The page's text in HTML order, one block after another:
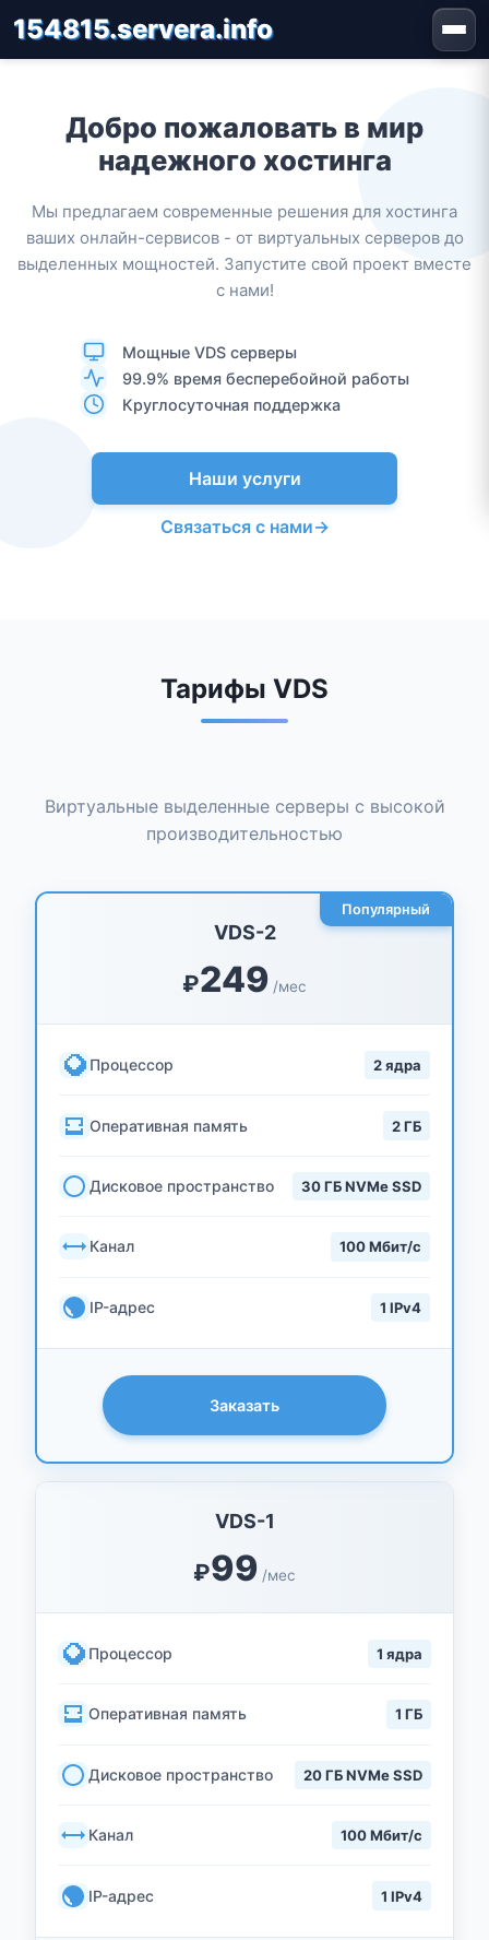
154815.servera.info
Добро пожаловать в мир
надежного хостинга
Мы предлагаем современные решения для хостинга
ваших онлайн-сервисов - от виртуальных серверов до
выделенных мощностей. Запустите свой проект вместе
с нами!
Мощные VDS серверы
99.9% время бесперебойной работы
Круглосуточная поддержка
Наши услуги
Связаться с нами→
Тарифы VDS
Виртуальные выделенные серверы с высокой
производительностью
VDS-1
₽99 /мес
Процессор 1 ядра
Оперативная память 1 ГБ
Дисковое пространство 20 ГБ NVMe SSD
Канал 100 Мбит/с
IP-адрес 1 IPv4
Популярный
VDS-2
₽249 /мес
Процессор 2 ядра
Оперативная память 2 ГБ
Дисковое пространство 30 ГБ NVMe SSD
Канал 100 Мбит/с
IP-адрес 1 IPv4
Заказать